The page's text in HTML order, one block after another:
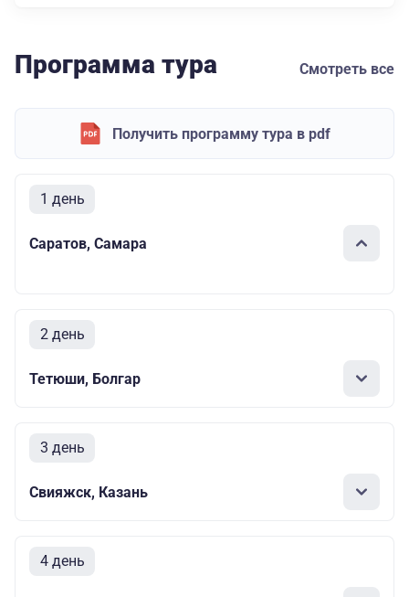
Программа тура Смотреть все
Получить программу тура в pdf
1 день
Саратов, Самара
2 день
Тетюши, Болгар
3 день
Свияжск, Казань
4 день